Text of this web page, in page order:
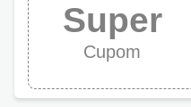
Super
Cupom